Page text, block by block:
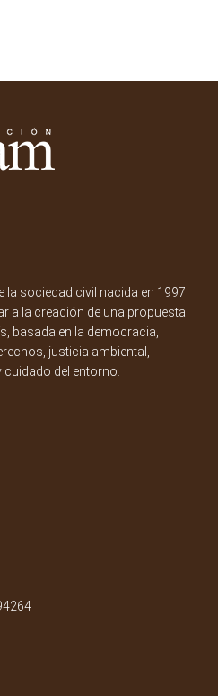
sociedad civil nacida en 1997.
a la creación de una propuesta
basada en la democracia,
justicia ambiental,
del entorno.